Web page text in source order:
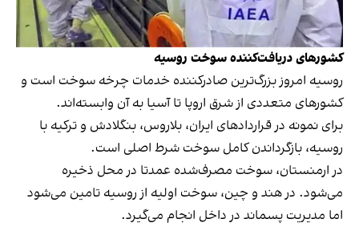
کشورهای دریافت‌کننده سوخت روسیه
روسیه امروز بزرگ‌ترین صادرکننده خدمات چرخه سوخت است و
کشورهای متعددی از شرق اروپا تا آسیا به آن وابسته‌اند.
برای نمونه در قرارداد‌های ایران، بلاروس، بنگلادش و ترکیه با
روسیه، بازگرداندن کامل سوخت شرط اصلی است.
در ارمنستان، سوخت مصرف‌شده عمدتا در محل ذخیره
می‌شود. در هند و چین، سوخت اولیه از روسیه تامین می‌شود
اما مدیریت پسماند در داخل انجام می‌گیرد.